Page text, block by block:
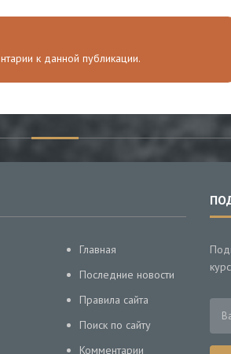
к данной публикации.
Главная
Последние новости
Правила сайта
Поиск по сайту
Комментарии